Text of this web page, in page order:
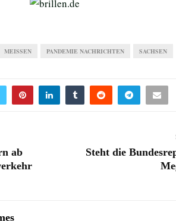
MEISSEN PANDEMIE NACHRICHTEN SACHSEN
ab
Steht die